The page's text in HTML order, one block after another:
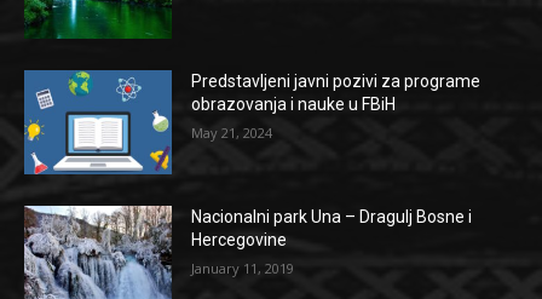
Predstavljeni javni pozivi za programe
obrazovanja i nauke u FBiH
May 21, 2024
Nacionalni park Una – Dragulj Bosne i
Hercegovine
January 11, 2019